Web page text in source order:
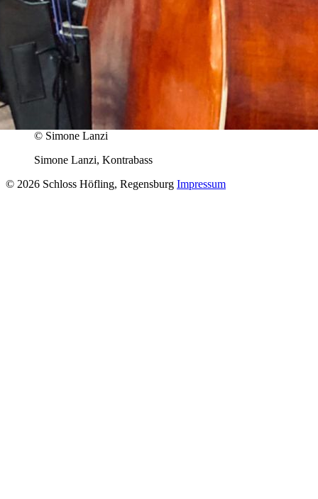
© Simone Lanzi
Simone Lanzi, Kontrabass
© 2026 Schloss Höfling, Regensburg Impressum